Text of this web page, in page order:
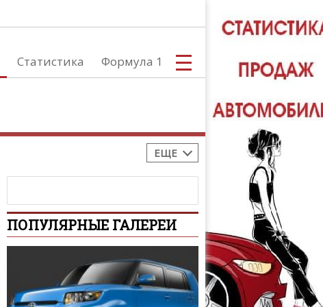
Статистика Формула 1
ЕЩЕ
ПОПУЛЯРНЫЕ ГАЛЕРЕИ